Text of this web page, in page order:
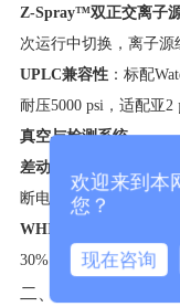
​Z-Spray™双正交离子
次运行中切换，离子源
​UPLC兼容性​：标配
耐压5000 psi，适配亚2
​真空与检测系统​
​差动抽气设计​
：配备
断电保护功能。
​WHISPER™检测器​
30%。
二、智能化功能与工
欢迎来到本
您？
现在咨询